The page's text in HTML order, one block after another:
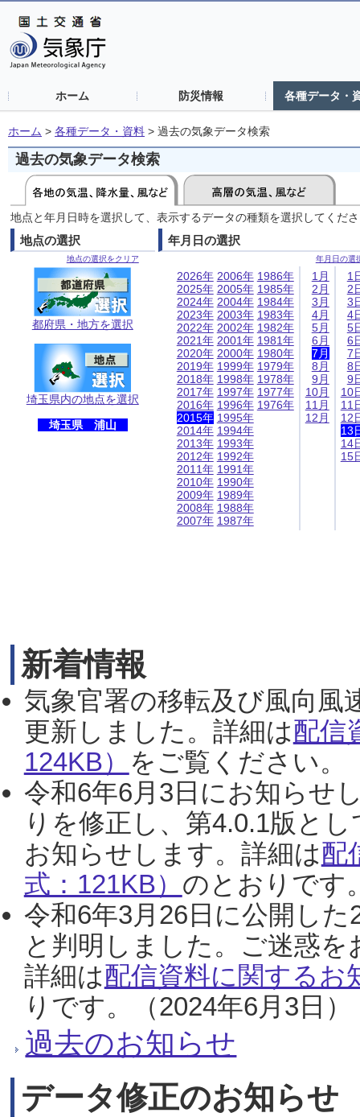
ホーム 防災情報 各種データ・
ホーム > 各種データ・資料 > 過去の気象データ検索
過去の気象データ検索
地点と年月日時を選択して、表示するデータの種類を選択してくだ
地点の選択
地点の選択をクリア
都府県・地方を選択
埼玉県内の地点を選択
埼玉県 浦山
年月日の選択
年月日の選
2026年
2025年
2024年
2023年
2022年
2021年
2020年
2019年
2018年
2017年
2016年
2015年
2014年
2013年
2012年
2011年
2010年
2009年
2008年
2007年
2006年
2005年
2004年
2003年
2002年
2001年
2000年
1999年
1998年
1997年
1996年
1995年
1994年
1993年
1992年
1991年
1990年
1989年
1988年
1987年
1986年
1985年
1984年
1983年
1982年
1981年
1980年
1979年
1978年
1977年
1976年
1月
2月
3月
4月
5月
6月
7月
8月
9月
10月
11月
12月
1
2
3
4
5
6
7
8
9
10
11
12
13
14
15
新着情報
気象官署の移転及び風向風
更新しました。詳細は配信
124KB） をご覧ください。
令和6年6月3日にお知らせ
りを修正し、第4.0.1版と
お知らせします。詳細は配
式：121KB） のとおりです
令和6年3月26日に公開し
と判明しました。ご迷惑
詳細は配信資料に関するお
りです。（2024年6月3日）
過去のお知らせ
データ修正のお知らせ